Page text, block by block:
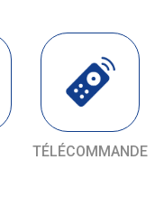
TÉLÉCOMMANDE